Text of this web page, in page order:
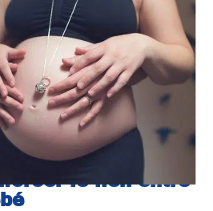
le lien entre